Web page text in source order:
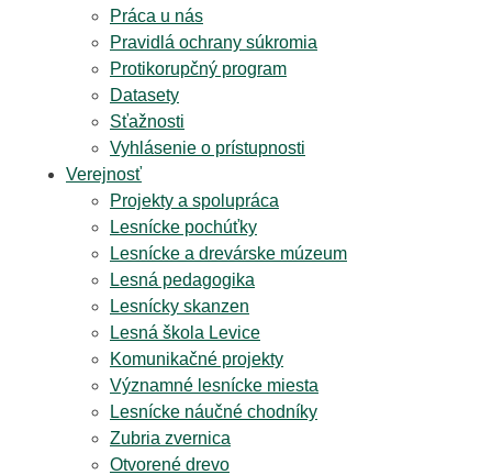
Práca u nás
Pravidlá ochrany súkromia
Protikorupčný program
Datasety
Sťažnosti
Vyhlásenie o prístupnosti
Verejnosť
Projekty a spolupráca
Lesnícke pochúťky
Lesnícke a drevárske múzeum
Lesná pedagogika
Lesnícky skanzen
Lesná škola Levice
Komunikačné projekty
Významné lesnícke miesta
Lesnícke náučné chodníky
Zubria zvernica
Otvorené drevo